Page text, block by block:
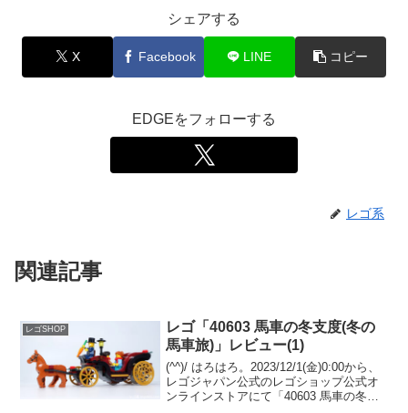
シェアする
X Facebook LINE コピー
EDGEをフォローする
レゴ系
関連記事
レゴSHOP
レゴ「40603 馬車の冬支度(冬の
馬車旅)」レビュー(1)
(^^)/ はろはろ。2023/12/1(金)0:00から、
レゴジャパン公式のレゴショップ公式オ
ンラインストアにて「40603 馬車の冬支